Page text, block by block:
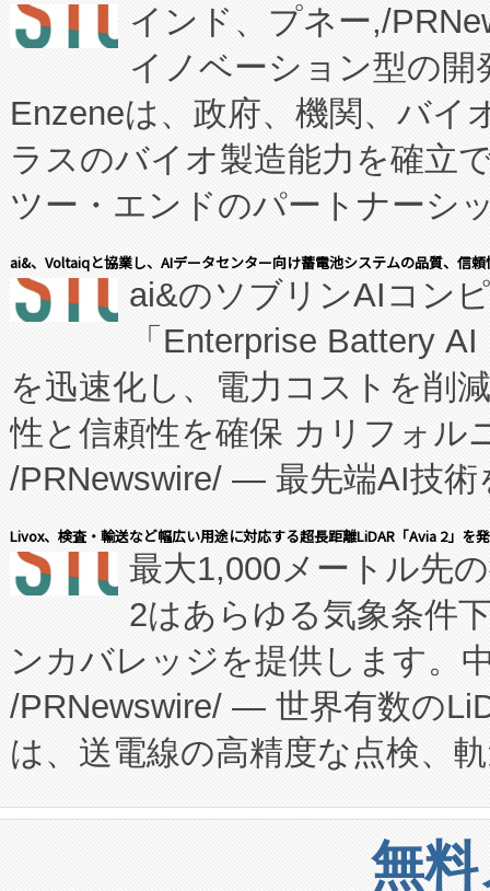
インド、プネー,/
イノベーション型の
Enzeneは、政府、機関、バイ
ラスのバイオ製造能力を確立
ツー・エンドのパートナーシ
表しました。 同社の実績ある
manufacturing™ (FCCM™) プ
たNeXは、バイオ医薬品製造
従来のフェッドバッチ施設の
に、患者やサプライチェーン
キー方式で拡張性が高く、持
す。FCCM‑を活用した現地生
患者にとっての費用負担を大
のアクセスを大幅に拡大する
Fully-Connected Continuous
プログラムには、施設設計・
に関する技術移転および知的
構造化トレーニングカリキュ
上げおよび商用化段階におけ
ai&、Voltaiqと協業し、AIデータセンター向け蓄電池システムの品質、信
ai&のソブリンAIコン
「Enterprise Battery
を迅速化し、電力コストを削
性と信頼性を確保 カリフォル
/PRNewswire/ — 最先端AI技術
会社エーアイ・アンド：本社
President原信平）と、エンタ
ードするVoltaiqは、日本にあ
ーエネルギー貯蔵システム（
た。 Voltaiq独自のAI搭載プラ
定、統合、導入、運用に至る
安全性を追跡し、確保する事
増加しているデータセンター
Livox、検査・輸送など幅広い用途に対応する超長距離LiDAR「Avia 2」を
最大1,000メートル先
2はあらゆる気象条件
ンカバレッジを提供します。
/PRNewswire/ — 世界有数の
は、送電線の高精度な点検、
や穀物倉庫におけるバルク材
リューション「Avia 2」を発
無